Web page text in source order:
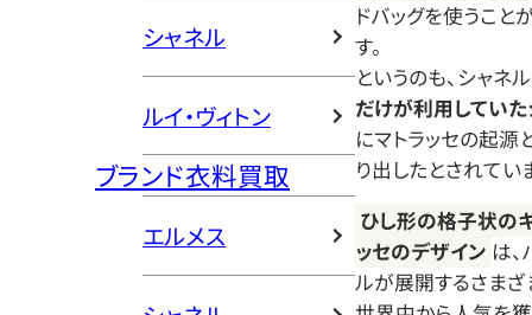
シャネル
ルイ・ヴィトン
ブランド衣料買取
エルメス
ドバッグを使うこ
す。
というのも、シャネ
だけが利用してい
にマトラッセの起
り出したとされてい
ひし形の格子状の
ッセのデザイン は
ルが展開するさまざ